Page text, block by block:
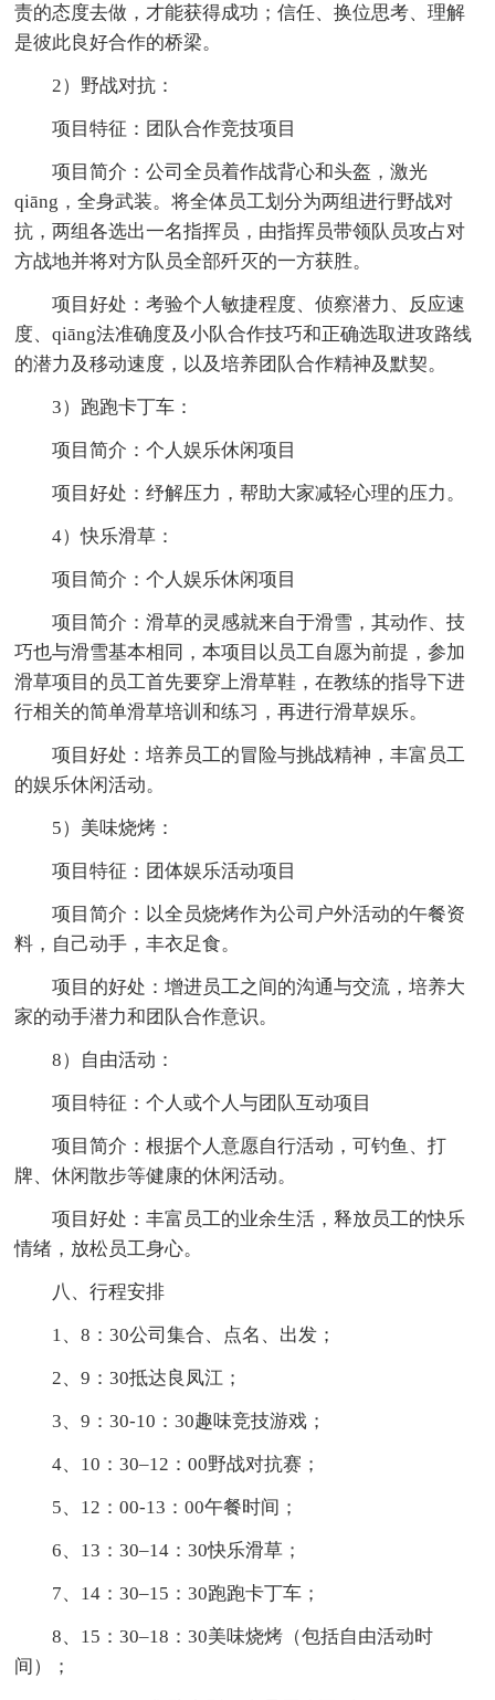
责的态度去做，才能获得成功；信任、换位思考、理解
是彼此良好合作的桥梁。
2）野战对抗：
项目特征：团队合作竞技项目
项目简介：公司全员着作战背心和头盔，激光
qiāng，全身武装。将全体员工划分为两组进行野战对
抗，两组各选出一名指挥员，由指挥员带领队员攻占对
方战地并将对方队员全部歼灭的一方获胜。
项目好处：考验个人敏捷程度、侦察潜力、反应速
度、qiāng法准确度及小队合作技巧和正确选取进攻路线
的潜力及移动速度，以及培养团队合作精神及默契。
3）跑跑卡丁车：
项目简介：个人娱乐休闲项目
项目好处：纾解压力，帮助大家减轻心理的压力。
4）快乐滑草：
项目简介：个人娱乐休闲项目
项目简介：滑草的灵感就来自于滑雪，其动作、技
巧也与滑雪基本相同，本项目以员工自愿为前提，参加
滑草项目的员工首先要穿上滑草鞋，在教练的指导下进
行相关的简单滑草培训和练习，再进行滑草娱乐。
项目好处：培养员工的冒险与挑战精神，丰富员工
的娱乐休闲活动。
5）美味烧烤：
项目特征：团体娱乐活动项目
项目简介：以全员烧烤作为公司户外活动的午餐资
料，自己动手，丰衣足食。
项目的好处：增进员工之间的沟通与交流，培养大
家的动手潜力和团队合作意识。
8）自由活动：
项目特征：个人或个人与团队互动项目
项目简介：根据个人意愿自行活动，可钓鱼、打
牌、休闲散步等健康的休闲活动。
项目好处：丰富员工的业余生活，释放员工的快乐
情绪，放松员工身心。
八、行程安排
1、8：30公司集合、点名、出发；
2、9：30抵达良凤江；
3、9：30-10：30趣味竞技游戏；
4、10：30–12：00野战对抗赛；
5、12：00-13：00午餐时间；
6、13：30–14：30快乐滑草；
7、14：30–15：30跑跑卡丁车；
8、15：30–18：30美味烧烤（包括自由活动时
间）；